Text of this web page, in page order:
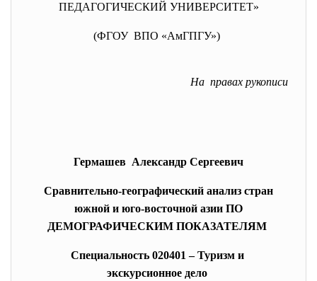
ПЕДАГОГИЧЕСКИЙ УНИВЕРСИТЕТ»
(ФГОУ ВПО «АмГПГУ»)
На правах рукописи
Гермашев Александр Сергеевич
Сравнительно-географический анализ стран
южной и юго-восточной азии ПО
ДЕМОГРАФИЧЕСКИМ ПОКАЗАТЕЛЯМ
Специальность 020401 – Туризм и
экскурсионное дело